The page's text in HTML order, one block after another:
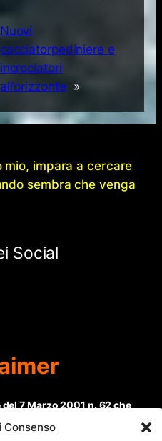
Consenso
Nuovi
cacciatorpediniere e
incrociatori
all’orizzonte »
mio, impara a cercare
sembra che venga
Social
7 Marzo 2001 n. 62 che
di “Informazione